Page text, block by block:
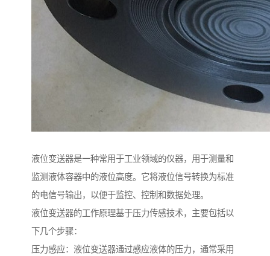
液位变送器是一种常用于工业领域的仪器，用于测量和
监测液体容器中的液位高度。它将液位信号转换为标准
的电信号输出，以便于监控、控制和数据处理。
液位变送器的工作原理基于压力传感技术，主要包括以
下几个步骤：
压力感应：液位变送器通过感应液体的压力，通常采用